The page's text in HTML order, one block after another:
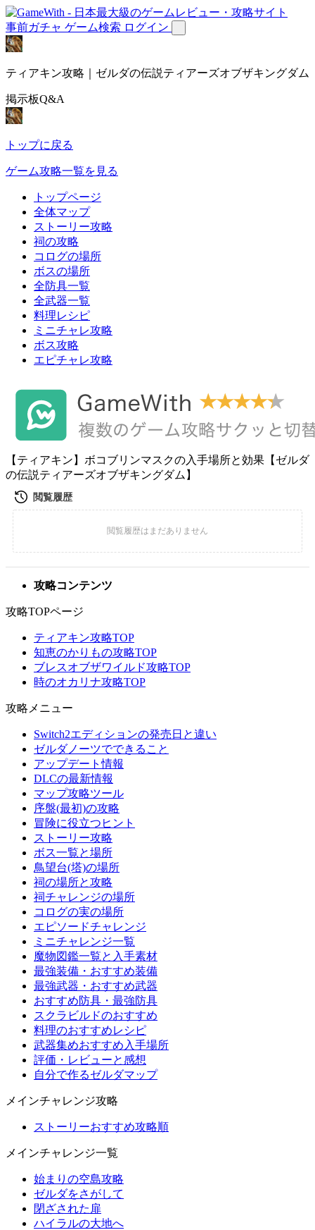
事前ガチャ ゲーム検索 ログイン
ティアキン攻略｜ゼルダの伝説ティアーズオブザキングダム
掲示板Q&A
トップに戻る
ゲーム攻略一覧を見る
トップページ
全体マップ
ストーリー攻略
祠の攻略
コログの場所
ボスの場所
全防具一覧
全武器一覧
料理レシピ
ミニチャレ攻略
ボス攻略
エピチャレ攻略
【ティアキン】ボコブリンマスクの入手場所と効果【ゼルダ
の伝説ティアーズオブザキングダム】
攻略コンテンツ
攻略TOPページ
ティアキン攻略TOP
知恵のかりもの攻略TOP
ブレスオブザワイルド攻略TOP
時のオカリナ攻略TOP
攻略メニュー
Switch2エディションの発売日と違い
ゼルダノーツでできること
アップデート情報
DLCの最新情報
マップ攻略ツール
序盤(最初)の攻略
冒険に役立つヒント
ストーリー攻略
ボス一覧と場所
鳥望台(塔)の場所
祠の場所と攻略
祠チャレンジの場所
コログの実の場所
エピソードチャレンジ
ミニチャレンジ一覧
魔物図鑑一覧と入手素材
最強装備・おすすめ装備
最強武器・おすすめ武器
おすすめ防具・最強防具
スクラビルドのおすすめ
料理のおすすめレシピ
武器集めおすすめ入手場所
評価・レビューと感想
自分で作るゼルダマップ
メインチャレンジ攻略
ストーリーおすすめ攻略順
メインチャレンジ一覧
始まりの空島攻略
ゼルダをさがして
閉ざされた扉
ハイラルの大地へ